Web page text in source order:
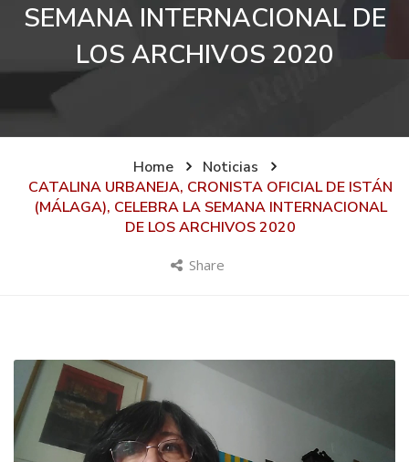
SEMANA INTERNACIONAL DE
LOS ARCHIVOS 2020
Home
Noticias
CATALINA URBANEJA, CRONISTA OFICIAL DE ISTÁN
(MÁLAGA), CELEBRA LA SEMANA INTERNACIONAL
DE LOS ARCHIVOS 2020
Share